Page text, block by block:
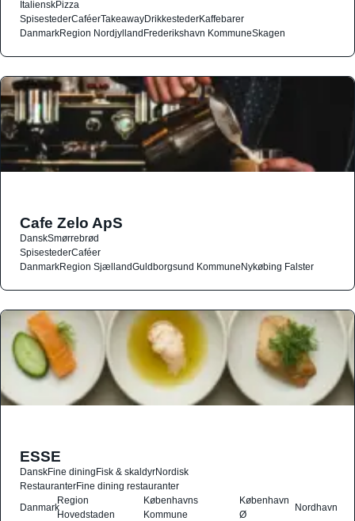
ItalienskPizza
SpisestederCaféerTakeawayDrikkestederKaffebarer
DanmarkRegion NordjyllandFrederikshavn KommuneSkagen
Cafe Zelo ApS
DanskSmørrebrød
SpisestederCaféer
DanmarkRegion SjællandGuldborgsund KommuneNykøbing Falster
ESSE
DanskFine diningFisk & skaldyrNordisk
RestauranterFine dining restauranter
Danmark
Region
Hovedstaden
Københavns
Kommune
København
Ø
Nordhavn